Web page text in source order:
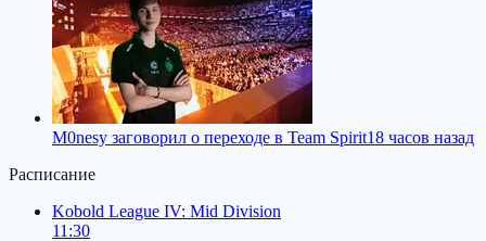
M0nesy заговорил о переходе в Team Spirit18 часов назад
Расписание
Kobold League IV: Mid Division
11:30